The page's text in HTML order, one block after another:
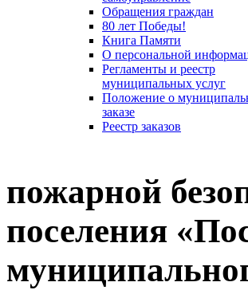
Обращения граждан
80 лет Победы!
Книга Памяти
О персональной
Регламенты и реестр
муниципальных услуг
Положение о
заказе
Реестр заказов
пожарной
поселения